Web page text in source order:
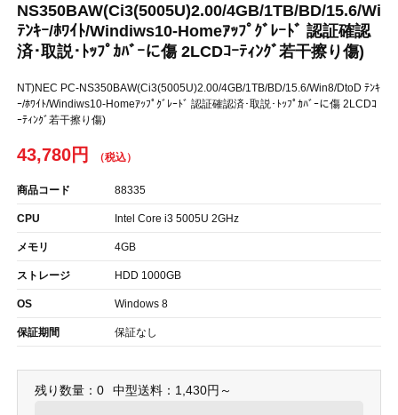
NS350BAW(Ci3(5005U)2.00/4GB/1TB/BD/15.6/
ﾃﾝｷｰ/ﾎﾜｲﾄ/Windiws10-Homeｱｯﾌﾟｸﾞﾚｰﾄﾞ 認証確認
済･取説･ﾄｯﾌﾟｶﾊﾞｰに傷 2LCDｺｰﾃｨﾝｸﾞ若干擦り傷)
NT)NEC PC-NS350BAW(Ci3(5005U)2.00/4GB/1TB/BD/15.6/Win8/DtoD ﾃﾝｷ
ｰ/ﾎﾜｲﾄ/Windiws10-Homeｱｯﾌﾟｸﾞﾚｰﾄﾞ 認証確認済･取説･ﾄｯﾌﾟｶﾊﾞｰに傷 2LCDｺ
ｰﾃｨﾝｸﾞ若干擦り傷)
43,780円
商品コード 88335
CPU Intel Core i3 5005U 2GHz
メモリ 4GB
ストレージ HDD 1000GB
OS Windows 8
保証期間 保証なし
残り数量：0 中型送料：1,430円～